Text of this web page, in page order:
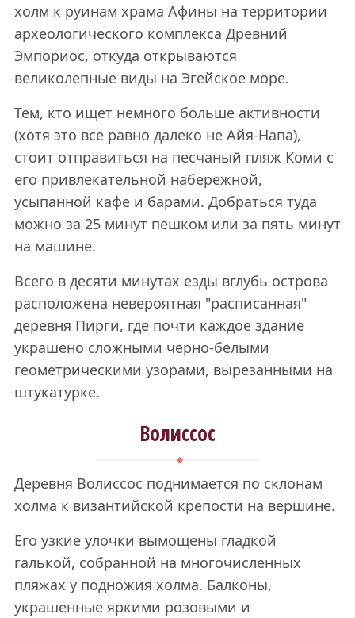
холм к руинам храма Афины на территории
археологического комплекса Древний
Эмпориос, откуда открываются
великолепные виды на Эгейское море.
Тем, кто ищет немного больше активности
(хотя это все равно далеко не Айя-Напа),
стоит отправиться на песчаный пляж Коми с
его привлекательной набережной,
усыпанной кафе и барами. Добраться туда
можно за 25 минут пешком или за пять минут
на машине.
Всего в десяти минутах езды вглубь острова
расположена невероятная "расписанная"
деревня Пирги, где почти каждое здание
украшено сложными черно-белыми
геометрическими узорами, вырезанными на
штукатурке.
Волиссос
Деревня Волиссос поднимается по склонам
холма к византийской крепости на вершине.
Его узкие улочки вымощены гладкой
галькой, собранной на многочисленных
пляжах у подножия холма. Балконы,
украшенные яркими розовыми и